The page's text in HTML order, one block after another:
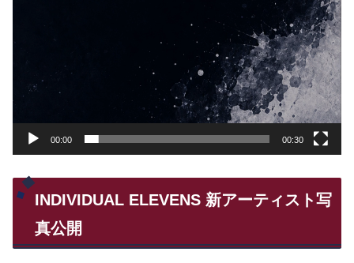
00:00 00:30
INDIVIDUAL ELEVENS 新アーティスト写
真公開